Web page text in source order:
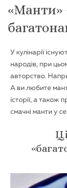
«Манти»
У кулінарії
народів, при
авторство.
А ви любите
історії, а також
смачні манти у